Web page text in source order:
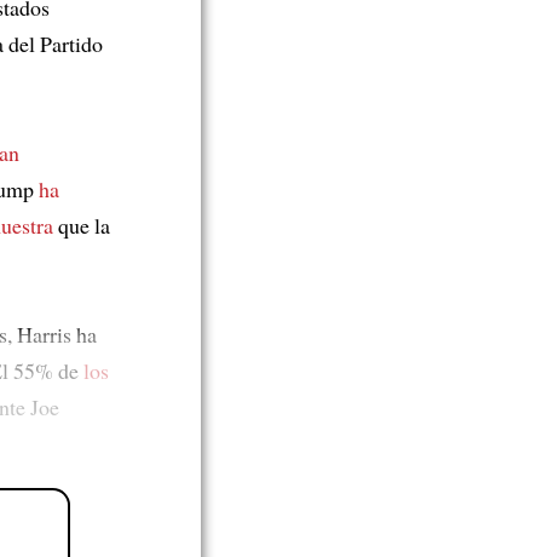
del Partido
ha
que la
Harris ha
55% de los
Joe